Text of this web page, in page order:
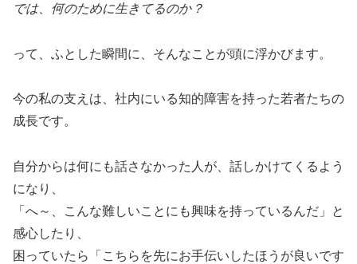
では、何のために生きてるのか？
って、ふとした瞬間に、そんなことが頭に浮かびます。
今の私の支えは、社内にいる知的障害を持った若者たちの
成長です。
自分からは何にも話さなかった人が、話しかけてくるよう
になり、
「へ～、こんな難しいことにも興味を持っているんだ」と
感心したり、
困っていたら「こちらを先にお手伝いしたほうが良いです